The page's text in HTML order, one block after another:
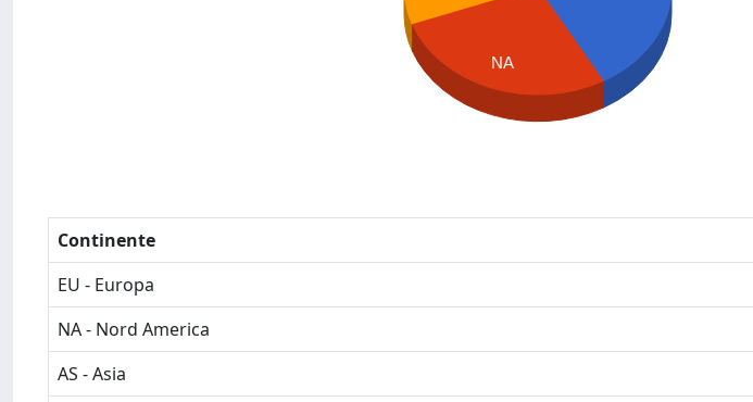
NA
Continente
EU - Europa
NA - Nord America
AS - Asia